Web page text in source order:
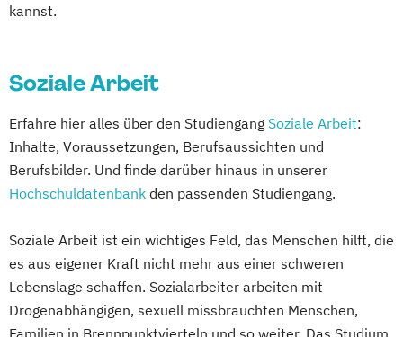
Pharmamanagement und
Physician Assistant Physiotherapie
Psychologie mit Schwerpunkt Klinische
Empowerment
Psychosoziale Beratung in Sozialer Arbeit
Soziale Arbeit
Soziale Arbeit Duales Studium
kannst.
Soziale Arbeit
Erfahre hier alles über den Studiengang Soziale Arbeit:
Inhalte, Voraussetzungen, Berufsaussichten und
Berufsbilder. Und finde darüber hinaus in unserer
Hochschuldatenbank den passenden Studiengang.
Soziale Arbeit ist ein wichtiges Feld, das Menschen hilft, die
es aus eigener Kraft nicht mehr aus einer schweren
Lebenslage schaffen. Sozialarbeiter arbeiten mit
Drogenabhängigen, sexuell missbrauchten Menschen,
Familien in Brennpunktvierteln und so weiter. Das Studium